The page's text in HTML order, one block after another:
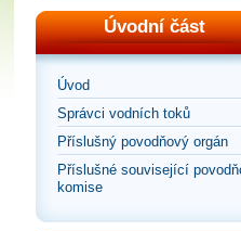
Úvodní část
Úvod
Správci vodních toků
Příslušný povodňový orgán
Příslušné související
komise